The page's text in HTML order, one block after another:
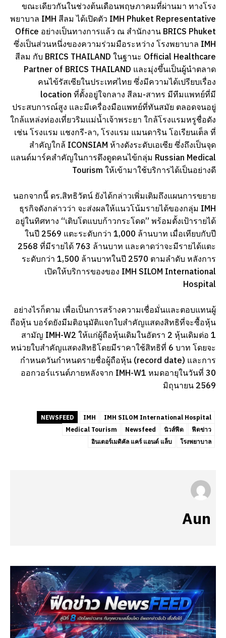
ขณะเดียวกันในช่วงต้นเดือนพฤษภาคมที่ผ่านมา ทางโรง
พยาบาล IMH สีลม ได้เปิดตัว IMH Phuket Representative
Office อย่างเป็นทางการแล้ว ณ สำนักงาน BRICS Phuket
ซึ่งเป็นส่วนหนึ่งของความร่วมมือระหว่าง โรงพยาบาล IMH
สีลม กับ BRICS THAILAND ในฐานะ Official Healthcare
Partner of BRICS THAILAND และมุ่งขึ้นเป็นผู้นำตลาด
คนไข้รัสเซียในประเทศไทย ซึ่งมีความได้เปรียบเรื่อง
location ที่ตั้งอยู่ใจกลาง สีลม-สาทร มีทีมแพทย์ที่มี
ประสบการณ์สูง และมีเครื่องมือแพทย์ที่ทันสมัย ตลอดจนอยู่
ใกล้แหล่งท่องเที่ยวริมแม่น้ำเจ้าพระยา ใกล้โรงแรมหรูชื่อดัง
เช่น โรงแรม แชงกรี-ลา, โรงแรม แมนดาริน โอเรียนเต็ล ที่
สำคัญใกล้ ICONSIAM ห้างดังระดับเอเซีย ซึ่งถึงเป็นจุด
แลนด์มาร์คสำคัญในการดึงดูดคนไข้กลุ่ม Russian Medical
Tourism ให้เข้ามาใช้บริการได้เป็นอย่างดี
นอกจากนี้ ดร.สิทธิวัตน์ ยังได้กล่าวเพิ่มเติมถึงแผนการขยาย
ธุรกิจดังกล่าวว่า จะส่งผลให้แนวโน้มรายได้ของกลุ่ม IMH
อยู่ในทิศทาง “เติบโตแบบก้าวกระโดด” พร้อมตั้งเป้ารายได้
ในปี 2569 แตะระดับกว่า 1,000 ล้านบาท เมื่อเทียบกับปี
2568 ที่มีรายได้ 763 ล้านบาท และคาดว่าจะมีรายได้แตะ
ระดับกว่า 1,500 ล้านบาทในปี 2570 ตามลำดับ หลังการ
เปิดให้บริการของของ IMH SILOM International
Hospital
อย่างไรก็ตาม เพื่อเป็นการสร้างความเชื่อมั่นและตอบแทนผู้
ถือหุ้น บอร์ดยังมีมติอนุมัติแจกใบสำคัญแสดงสิทธิที่จะซื้อหุ้น
สามัญ IMH-W2 ให้แก่ผู้ถือหุ้นเดิมในอัตรา 2 หุ้นเดิมต่อ 1
หน่วยใบสำคัญแสดงสิทธิโดยมีราคาใช้สิทธิที่ 6 บาท โดยจะ
กำหนดวันกำหนดรายชื่อผู้ถือหุ้น (record date) และการ
ออกวอร์แรนต์ภายหลังจาก IMH-W1 หมดอายุในวันที่ 30
มิถุนายน 2569
NEWSFEED IMH
IMH SILOM International Hospital
Medical Tourism
Newsfeed นิวส์ฟีด
ฟีดข่าว
อินเตอร์เมดิคัล แคร์ แอนด์ แล็บ
โรงพยาบาล
Aun